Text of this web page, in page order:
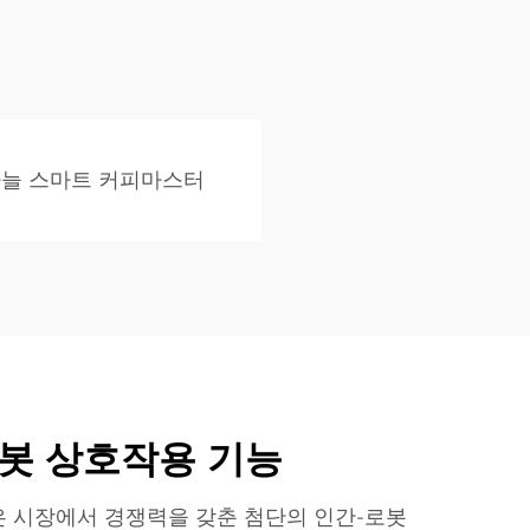
스마트 커피마스터
상호작용 기능
시장에서 경쟁력을 갖춘 첨단의 인간-로봇